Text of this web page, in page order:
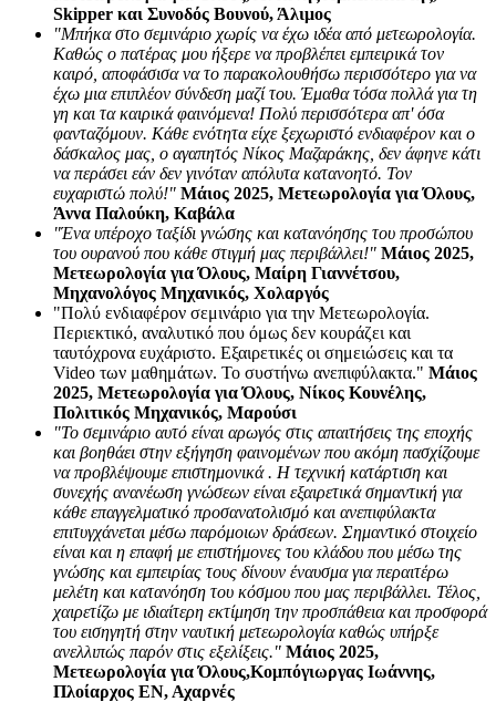
Skipper και Συνοδός Βουνού, Άλιμος
"Μπήκα στο σεμινάριο χωρίς να έχω ιδέα από μετεωρολογία.
Καθώς ο πατέρας μου ήξερε να προβλέπει εμπειρικά τον
καιρό, αποφάσισα να το παρακολουθήσω περισσότερο για να
έχω μια επιπλέον σύνδεση μαζί του. Έμαθα τόσα πολλά για τη
γη και τα καιρικά φαινόμενα! Πολύ περισσότερα απ' όσα
φανταζόμουν. Κάθε ενότητα είχε ξεχωριστό ενδιαφέρον και ο
δάσκαλος μας, ο αγαπητός Νίκος Μαζαράκης, δεν άφηνε κάτι
να περάσει εάν δεν γινόταν απόλυτα κατανοητό. Τον
ευχαριστώ πολύ!" Μάιος 2025, Μετεωρολογία για Όλους,
Άννα Παλούκη, Καβάλα
"Ένα υπέροχο ταξίδι γνώσης και κατανόησης του προσώπου
του ουρανού που κάθε στιγμή μας περιβάλλει!" Μάιος 2025,
Μετεωρολογία για Όλους, Μαίρη Γιαννέτσου,
Μηχανολόγος Μηχανικός, Χολαργός
"Πολύ ενδιαφέρον σεμινάριο για την Μετεωρολογία.
Περιεκτικό, αναλυτικό που όμως δεν κουράζει και
ταυτόχρονα ευχάριστο. Εξαιρετικές οι σημειώσεις και τα
Video των μαθημάτων. Το συστήνω ανεπιφύλακτα." Μάιος
2025, Μετεωρολογία για Όλους, Νίκος Κουνέλης,
Πολιτικός Μηχανικός, Μαρούσι
"Το σεμινάριο αυτό είναι αρωγός στις απαιτήσεις της εποχής
και βοηθάει στην εξήγηση φαινομένων που ακόμη πασχίζουμε
να προβλέψουμε επιστημονικά . Η τεχνική κατάρτιση και
συνεχής ανανέωση γνώσεων είναι εξαιρετικά σημαντική για
κάθε επαγγελματικό προσανατολισμό και ανεπιφύλακτα
επιτυγχάνεται μέσω παρόμοιων δράσεων. Σημαντικό στοιχείο
είναι και η επαφή με επιστήμονες του κλάδου που μέσω της
γνώσης και εμπειρίας τους δίνουν έναυσμα για περαιτέρω
μελέτη και κατανόηση του κόσμου που μας περιβάλλει. Τέλος,
χαιρετίζω με ιδιαίτερη εκτίμηση την προσπάθεια και προσφορά
του εισηγητή στην ναυτική μετεωρολογία καθώς υπήρξε
ανελλιπώς παρόν στις εξελίξεις." Μάιος 2025,
Μετεωρολογία για Όλους,Κομπόγιωργας Ιωάννης,
Πλοίαρχος ΕΝ, Αχαρνές